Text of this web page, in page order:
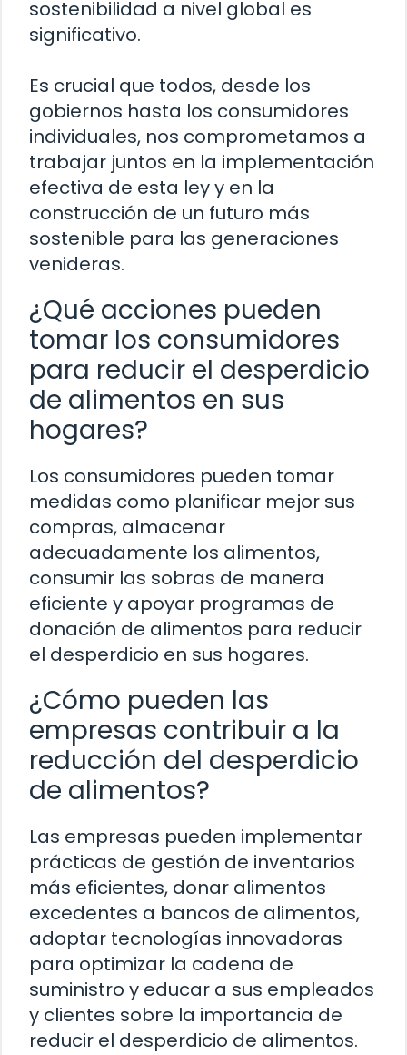
sostenibilidad a nivel global es
significativo.
Es crucial que todos, desde los
gobiernos hasta los consumidores
individuales, nos comprometamos a
trabajar juntos en la implementación
efectiva de esta ley y en la
construcción de un futuro más
sostenible para las generaciones
venideras.
¿Qué acciones pueden
tomar los consumidores
para reducir el desperdicio
de alimentos en sus
hogares?
Los consumidores pueden tomar
medidas como planificar mejor sus
compras, almacenar
adecuadamente los alimentos,
consumir las sobras de manera
eficiente y apoyar programas de
donación de alimentos para reducir
el desperdicio en sus hogares.
¿Cómo pueden las
empresas contribuir a la
reducción del desperdicio
de alimentos?
Las empresas pueden implementar
prácticas de gestión de inventarios
más eficientes, donar alimentos
excedentes a bancos de alimentos,
adoptar tecnologías innovadoras
para optimizar la cadena de
suministro y educar a sus empleados
y clientes sobre la importancia de
reducir el desperdicio de alimentos.